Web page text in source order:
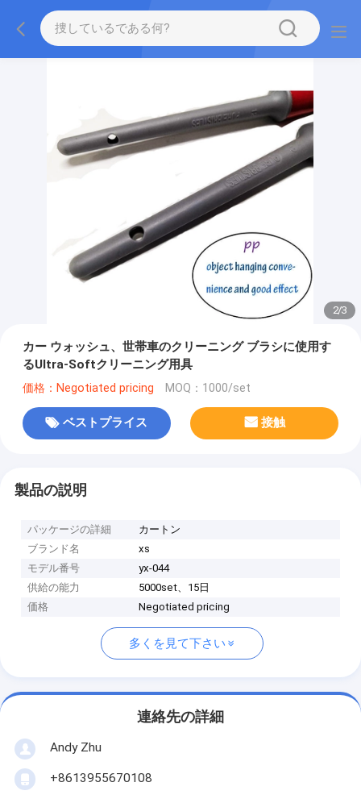
2/3
カー ウォッシュ、世帯車のクリーニング ブラシに使用す
るUltra-Softクリーニング用具
価格：Negotiated pricing MOQ：1000/set
ベストプライス 接触
製品の説明
パッケージの詳細
カートン
ブランド名
xs
モデル番号
yx-044
供給の能力
5000set、15日
価格
Negotiated pricing
多くを見て下さい
連絡先の詳細
Andy Zhu
+8613955670108